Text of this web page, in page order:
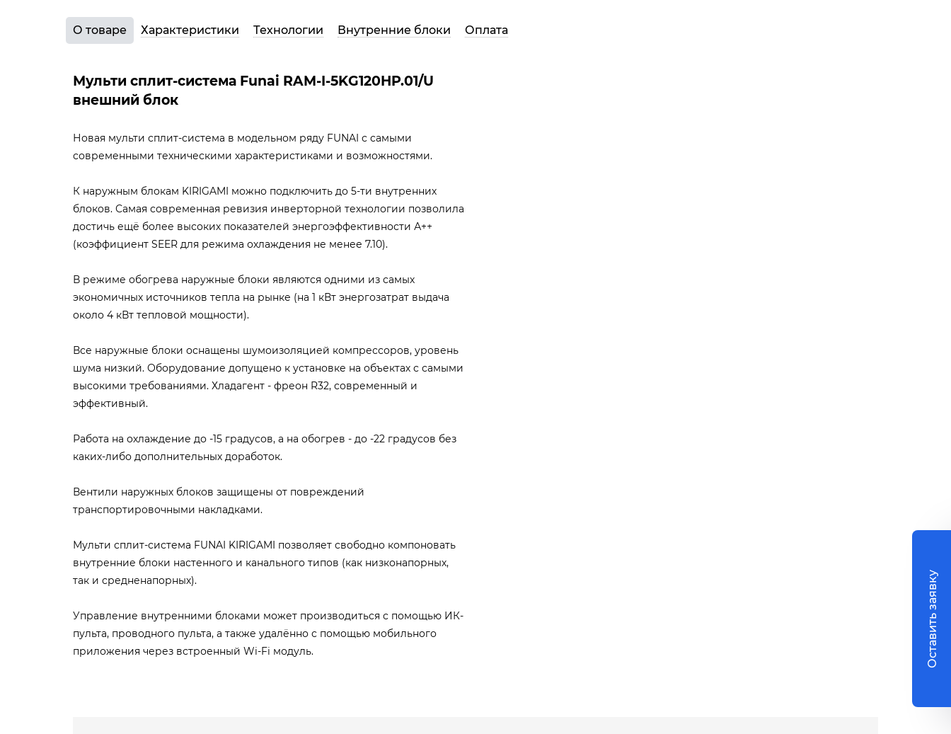
О товаре Характеристики Технологии Внутренние блоки Оплата
Мульти сплит-система Funai RAM-I-5KG120HP.01/U
внешний блок
Новая мульти сплит-система в модельном ряду FUNAI с самыми
современными техническими характеристиками и возможностями.
К наружным блокам KIRIGAMI можно подключить до 5-ти внутренних
блоков. Самая современная ревизия инверторной технологии позволила
достичь ещё более высоких показателей энергоэффективности А++
(коэффициент SEER для режима охлаждения не менее 7.10).
В режиме обогрева наружные блоки являются одними из самых
экономичных источников тепла на рынке (на 1 кВт энергозатрат выдача
около 4 кВт тепловой мощности).
Все наружные блоки оснащены шумоизоляцией компрессоров, уровень
шума низкий. Оборудование допущено к установке на объектах с самыми
высокими требованиями. Хладагент - фреон R32, современный и
эффективный.
Работа на охлаждение до -15 градусов, а на обогрев - до -22 градусов без
каких-либо дополнительных доработок.
Вентили наружных блоков защищены от повреждений
транспортировочными накладками.
Мульти сплит-система FUNAI KIRIGAMI позволяет свободно компоновать
внутренние блоки настенного и канального типов (как низконапорных,
так и средненапорных).
Управление внутренними блоками может производиться с помощью ИК-
пульта, проводного пульта, а также удалённо с помощью мобильного
приложения через встроенный Wi-Fi модуль.
Оставить заявку